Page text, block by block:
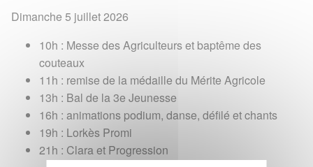
Dimanche 5 juillet 2026
10h : Messe des Agriculteurs et baptême des
couteaux
11h : remise de la médaille du Mérite Agricole
13h : Bal de la 3e Jeunesse
16h : animations podium, danse, défilé et chants
19h : Lorkès Promi
21h : Clara et Progression